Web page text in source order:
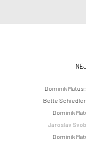
Dominik Matus:
Bette Schiedler
Dominik
Jaroslav
Dominik